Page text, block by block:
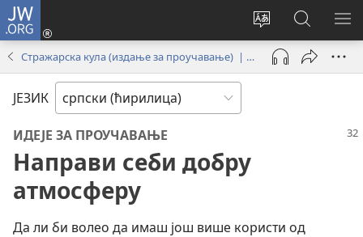
JW.ORG
Промени
језик
сајта
Пријава
(отвара
прозор)
Претрага
сајта
JW.ORG
Стражарска кула (издање за проучавање) | новембар 2024.
ЈЕЗИК
ИДЕЈЕ ЗА ПРОУЧАВАЊЕ
Направи себи добру
атмосферу
Да ли би волео да имаш још више користи од